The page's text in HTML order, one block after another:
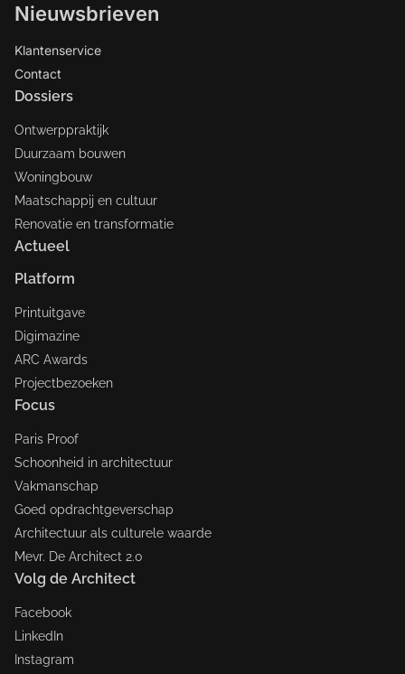
Nieuwsbrieven
Klantenservice
Contact
Dossiers
Ontwerppraktijk
Duurzaam bouwen
Woningbouw
Maatschappij en cultuur
Renovatie en transformatie
Actueel
Platform
Printuitgave
Digimazine
ARC Awards
Projectbezoeken
Focus
Paris Proof
Schoonheid in architectuur
Vakmanschap
Goed opdrachtgeverschap
Architectuur als culturele waarde
Mevr. De Architect 2.0
Volg de Architect
Facebook
LinkedIn
Instagram